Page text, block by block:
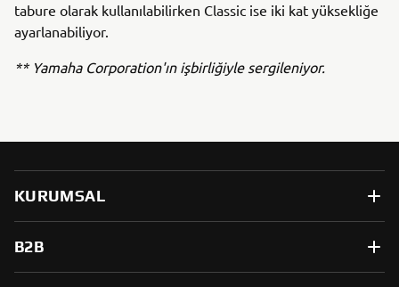
tabure olarak kullanılabilirken Classic ise iki kat yüksekliğe
ayarlanabiliyor.
** Yamaha Corporation'ın işbirliğiyle sergileniyor.
KURUMSAL
B2B